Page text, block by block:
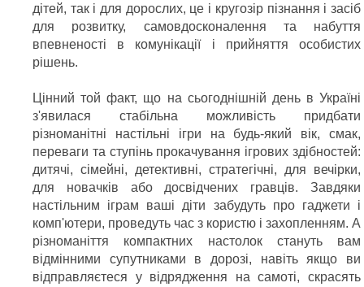
дітей, так і для дорослих, це і кругозір пізнання і засіб
для розвитку, самовдосконалення та набуття
впевненості в комунікації і прийняття особистих
рішень.
Цінний той факт, що на сьогоднішній день в Україні
з'явилася стабільна можливість придбати
різноманітні настільні ігри на будь-який вік, смак,
переваги та ступінь прокачування ігрових здібностей:
дитячі, сімейні, детективні, стратегічні, для вечірки,
для новачків або досвідчених гравців. Завдяки
настільним іграм ваші діти забудуть про гаджети і
комп'ютери, проведуть час з користю і захопленням. А
різноманіття компактних настолок стануть вам
відмінними супутниками в дорозі, навіть якщо ви
відправляєтеся у відрядження на самоті, скрасять